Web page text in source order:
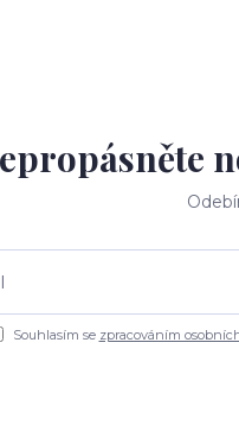
Souhlasím se zpracováním